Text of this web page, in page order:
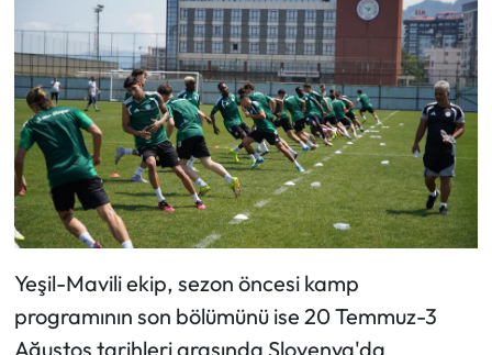
Yeşil-Mavili ekip, sezon öncesi kamp
programının son bölümünü ise 20 Temmuz-3
Ağustos tarihleri arasında Slovenya'da